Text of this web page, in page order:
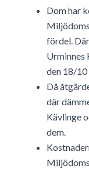
Dom har
fördel.
Urminnes
den 18/10
Då
där
Kävlinge
dem.